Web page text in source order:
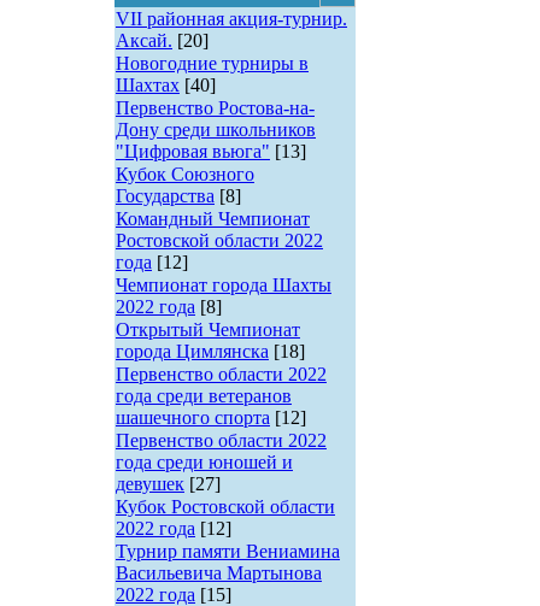
VII районная акция-турнир.
Аксай. [20]
Новогодние турниры в
Шахтах [40]
Первенство Ростова-на-
Дону среди школьников
"Цифровая вьюга" [13]
Кубок Союзного
Государства [8]
Командный Чемпионат
Ростовской области 2022
года [12]
Чемпионат города Шахты
2022 года [8]
Открытый Чемпионат
города Цимлянска [18]
Первенство области 2022
года среди ветеранов
шашечного спорта [12]
Первенство области 2022
года среди юношей и
девушек [27]
Кубок Ростовской области
2022 года [12]
Турнир памяти Вениамина
Васильевича Мартынова
2022 года [15]